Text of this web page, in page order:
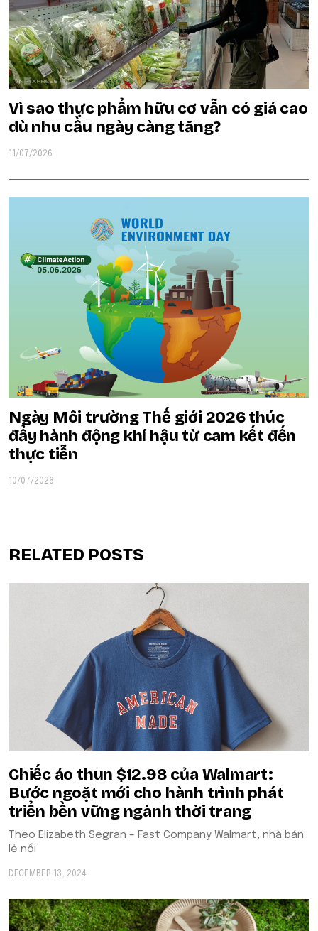
Vì sao thực phẩm hữu cơ vẫn có giá cao
dù nhu cầu ngày càng tăng?
11/07/2026
Ngày Môi trường Thế giới 2026 thúc
đẩy hành động khí hậu từ cam kết đến
thực tiễn
10/07/2026
RELATED POSTS
Chiếc áo thun $12.98 của Walmart:
Bước ngoặt mới cho hành trình phát
triển bền vững ngành thời trang
Theo Elizabeth Segran – Fast Company Walmart, nhà bán
lẻ nổi
DECEMBER 13, 2024